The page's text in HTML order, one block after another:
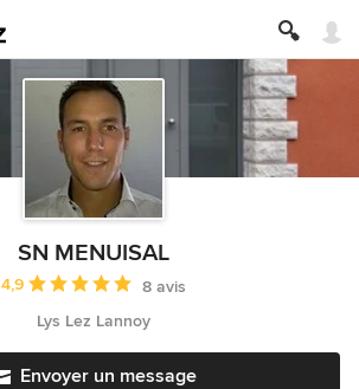
SN MENUISAL
Note moyenne : 4.9 étoiles sur 5
4,9
8 avis
Lys Lez Lannoy
Envoyer un message